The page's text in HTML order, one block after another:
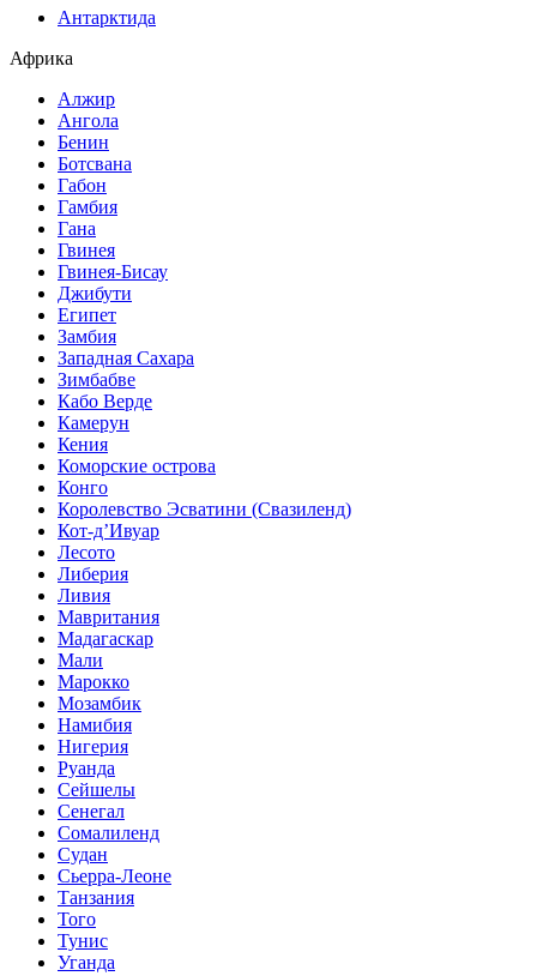
Антарктида
Африка
Алжир
Ангола
Бенин
Ботсвана
Габон
Гамбия
Гана
Гвинея
Гвинея-Бисау
Джибути
Египет
Замбия
Западная Сахара
Зимбабве
Кабо Верде
Камерун
Кения
Коморские острова
Конго
Королевство Эсватини (Свазиленд)
Кот-д’Ивуар
Лесото
Либерия
Ливия
Мавритания
Мадагаскар
Мали
Марокко
Мозамбик
Намибия
Нигерия
Руанда
Сейшелы
Сенегал
Сомалиленд
Судан
Сьерра-Леоне
Танзания
Того
Тунис
Уганда